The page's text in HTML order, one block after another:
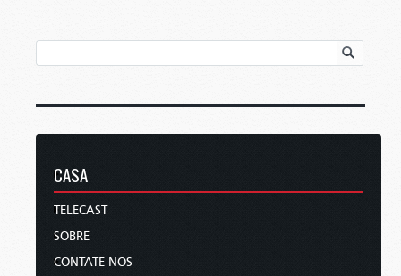
CASA
TELECAST
SOBRE
CONTATE-NOS